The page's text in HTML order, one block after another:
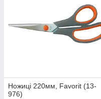
Ножиці 220мм, Favorit (13-
976)